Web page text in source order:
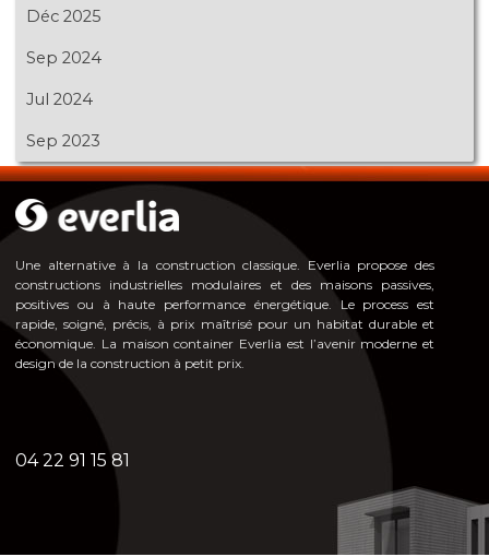
Déc 2025
Sep 2024
Jul 2024
Sep 2023
Une alternative à la construction classique. Everlia propose des
constructions industrielles modulaires et des maisons passives,
positives ou à haute performance énergétique. Le process est
rapide, soigné, précis, à prix maîtrisé pour un habitat durable et
économique. La maison container Everlia est l’avenir moderne et
design de la construction à petit prix.
04 22 91 15 81